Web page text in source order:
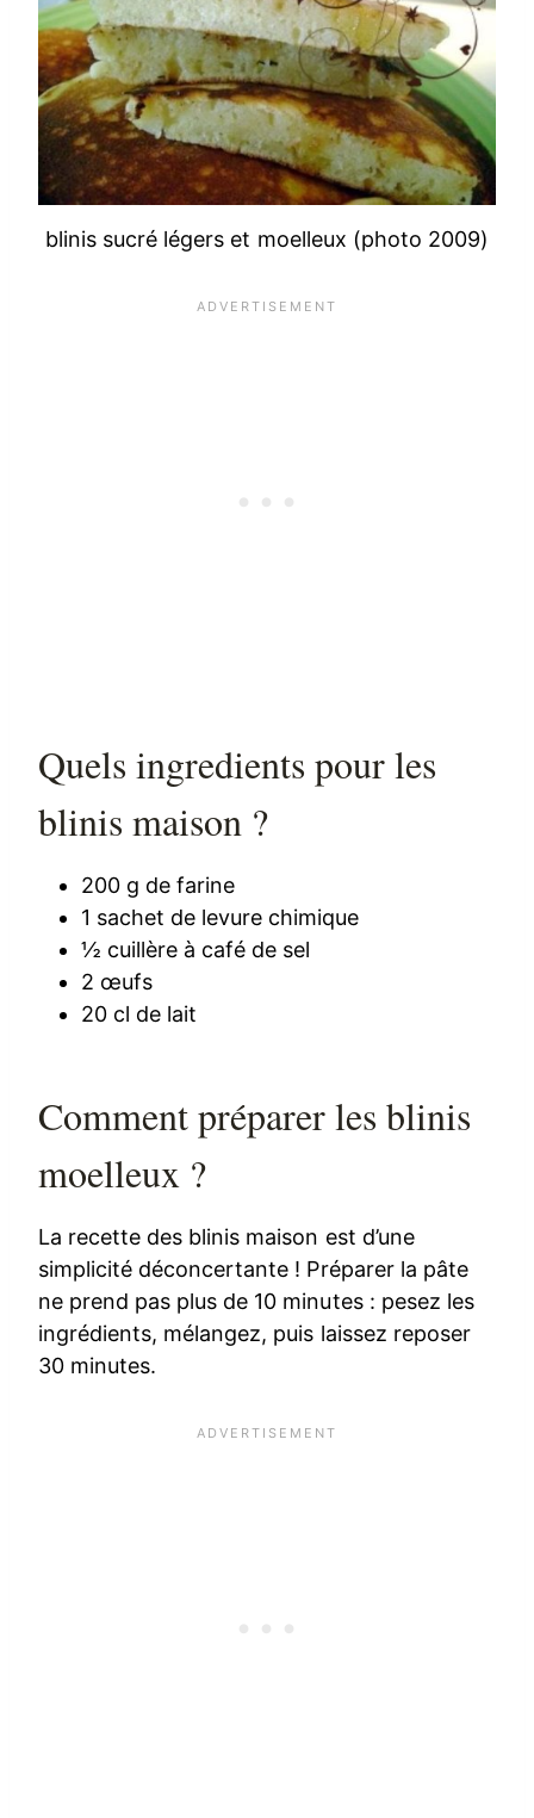
blinis sucré légers et moelleux (photo 2009)
Quels ingredients pour les
blinis maison ?
200 g de farine
1 sachet de levure chimique
½ cuillère à café de sel
2 œufs
20 cl de lait
Comment préparer les blinis
moelleux ?
La recette des blinis maison est d’une
simplicité déconcertante ! Préparer la pâte
ne prend pas plus de 10 minutes : pesez les
ingrédients, mélangez, puis laissez reposer
30 minutes.